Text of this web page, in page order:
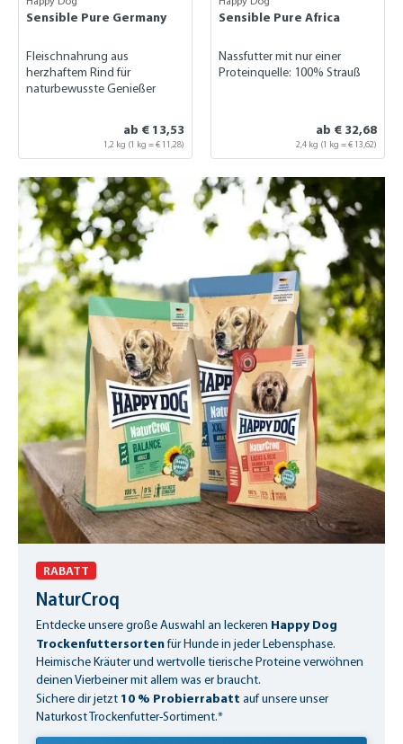
RABATT
NaturCroq
Entdecke unsere große Auswahl an leckeren Happy Dog
Trockenfuttersortenfür Hunde in jeder Lebensphase.
Heimische Kräuter und wertvolle tierische Proteine verwöhnen
deinen Vierbeiner mit allem was er braucht.
Sichere dir jetzt 10 % Probierrabatt auf unsere unser
Naturkost Trockenfutter-Sortiment.*
Sensible Pure Germany
Fleischnahrung aus
herzhaftem Rind für
naturbewusste Genießer
ab € 13,53
1,2 kg (1 kg = € 11,28)
Sensible Pure Africa
Nassfutter mit nur einer
Proteinquelle: 100% Strauß
ab € 32,68
2,4 kg (1 kg = € 13,62)